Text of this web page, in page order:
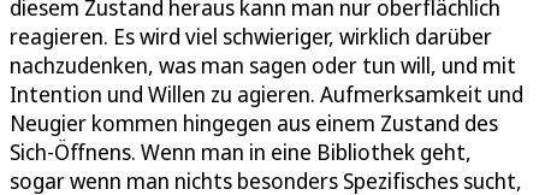
diesem Zustand heraus kann man nur oberflächlich
reagieren. Es wird viel schwieriger, wirklich darüber
nachzudenken, was man sagen oder tun will, und mit
Intention und Willen zu agieren. Aufmerksamkeit und
Neugier kommen hingegen aus einem Zustand des
Sich-Öffnens. Wenn man in eine Bibliothek geht,
sogar wenn man nichts besonders Spezifisches sucht,